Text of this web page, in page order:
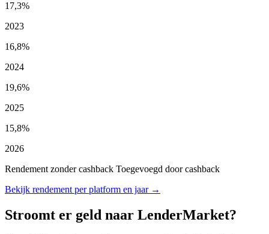
17,3%
2023
16,8%
2024
19,6%
2025
15,8%
2026
Rendement zonder cashback Toegevoegd door cashback
Bekijk rendement per platform en jaar →
Stroomt er geld naar LenderMarket?